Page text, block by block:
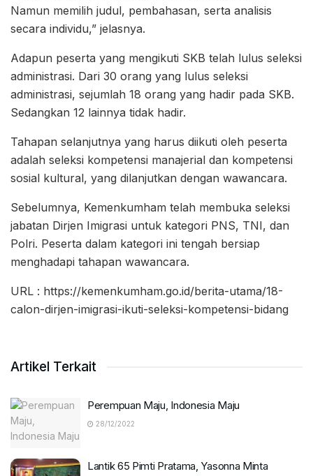
Namun memilih judul, pembahasan, serta analisis
secara individu,” jelasnya.
Adapun peserta yang mengikuti SKB telah lulus seleksi
administrasi. Dari 30 orang yang lulus seleksi
administrasi, sejumlah 18 orang yang hadir pada SKB.
Sedangkan 12 lainnya tidak hadir.
Tahapan selanjutnya yang harus diikuti oleh peserta
adalah seleksi kompetensi manajerial dan kompetensi
sosial kultural, yang dilanjutkan dengan wawancara.
Sebelumnya, Kemenkumham telah membuka seleksi
jabatan Dirjen Imigrasi untuk kategori PNS, TNI, dan
Polri. Peserta dalam kategori ini tengah bersiap
menghadapi tahapan wawancara.
URL : https://kemenkumham.go.id/berita-utama/18-
calon-dirjen-imigrasi-ikuti-seleksi-kompetensi-bidang
Artikel Terkait
Perempuan Maju, Indonesia Maju
28/12/2022
Lantik 65 Pimti Pratama, Yasonna Minta